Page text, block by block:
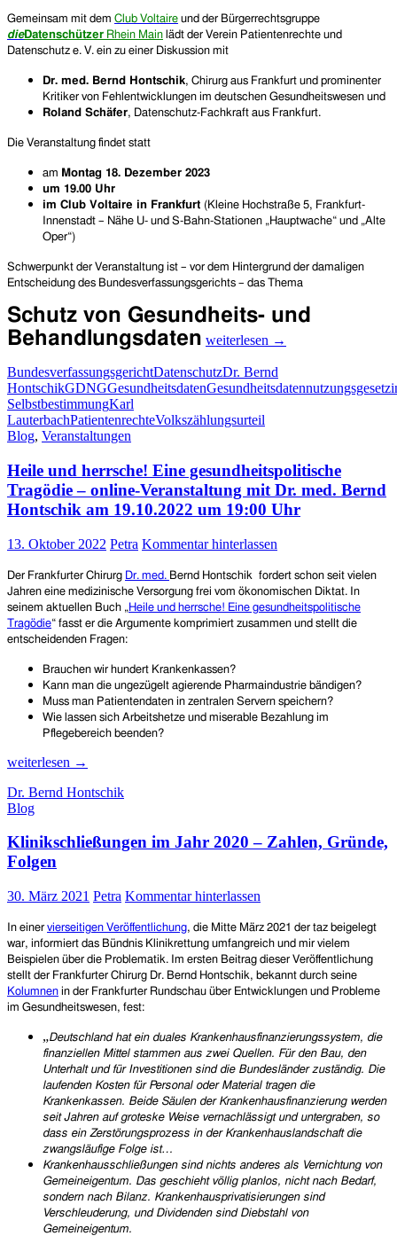
am
18.
in
Frankfurt
Gemeinsam mit dem Club Voltaire und der Bürgerrechtsgruppe
dieDatenschützer Rhein Main lädt der Verein Patientenrechte und
Datenschutz e. V. ein zu einer Diskussion mit
Dr. med. Bernd Hontschik, Chirurg aus Frankfurt und prominenter
Kritiker von Fehlentwicklungen im deutschen Gesundheitswesen und
Roland Schäfer, Datenschutz-Fachkraft aus Frankfurt.
Die Veranstaltung findet statt
am Montag 18. Dezember 2023
um 19.00 Uhr
im Club Voltaire in Frankfurt (Kleine Hochstraße 5, Frankfurt-
Innenstadt – Nähe U- und S-Bahn-Stationen „Hauptwache“ und „Alte
Oper“)
Schwerpunkt der Veranstaltung ist – vor dem Hintergrund der damaligen
Entscheidung des Bundesverfassungsgerichts – das Thema
Schutz von Gesundheits- und
Behandlungsdaten
Vorankündigung:
40
Jahre
„Volkszählungsurteil”
–
40
Jahre
informationelle
Selbstbestimmung
–
am
Dezember
2023
in
Frankfurt
weiterlesen →
BundesverfassungsgerichtDatenschutzDr. Bernd
HontschikGDNGGesundheitsdatenGesundheitsdatennutzungsgesetz
SelbstbestimmungKarl
LauterbachPatientenrechteVolkszählungsurteil
Blog, Veranstaltungen
Heile und herrsche! Eine gesundheitspolitische
Tragödie – online-Veranstaltung mit Dr. med. Bernd
Hontschik am 19.10.2022 um 19:00 Uhr
13. Oktober 2022 Petra Kommentar hinterlassen
Der Frankfurter Chirurg Dr. med. Bernd Hontschik fordert schon seit vielen
Jahren eine medizinische Versorgung frei vom ökonomischen Diktat. In
seinem aktuellen Buch „Heile und herrsche! Eine gesundheitspolitische
Tragödie“ fasst er die Argumente komprimiert zusammen und stellt die
entscheidenden Fragen:
Brauchen wir hundert Krankenkassen?
Kann man die ungezügelt agierende Pharmaindustrie bändigen?
Muss man Patientendaten in zentralen Servern speichern?
Wie lassen sich Arbeitshetze und miserable Bezahlung im
Pflegebereich beenden?
Heile
herrsche!
Eine
Tragödie
–
online-
Veranstaltung
mit
Dr.
med.
Bernd
Hontschik
am
19.10.2022
19:00
weiterlesen →
Dr. Bernd Hontschik
Blog
Klinikschließungen im Jahr 2020 – Zahlen, Gründe,
Folgen
30. März 2021 Petra Kommentar hinterlassen
n einer vierseitigen Veröffentlichung, die Mitte März 2021 der taz beigelegt
war, informiert das Bündnis Klinikrettung umfangreich und mir vielem
Beispielen über die Problematik. Im ersten Beitrag dieser Veröffentlichung
stellt der Frankfurter Chirurg Dr. Bernd Hontschik, bekannt durch seine
Kolumnen in der Frankfurter Rundschau über Entwicklungen und Probleme
im Gesundheitswesen, fest:
„Deutschland hat ein duales Kran­kenhausfinanzierungssystem, die
fi­nanziellen Mittel stammen aus zwei Quellen. Für den Bau, den
Unterhalt und für Investitionen sind die Bun­desländer zuständig. Die
laufenden Kosten für Personal oder Material tragen die
Krankenkassen. Beide Säulen der Krankenhausfinanzierung werden
seit Jahren auf groteske Weise vernachlässigt und untergraben, so
dass ein Zerstörungsprozess in der Krankenhauslandschaft die
zwangsläufige Folge ist…
Krankenhausschließungen sind nichts anderes als Vernichtung von
Gemeineigentum. Das geschieht völlig planlos, nicht nach Bedarf,
sondern nach Bilanz. Krankenhausprivatisierungen sind
Verschleuderung, und Dividenden sind Diebstahl von
Gemeineigentum.